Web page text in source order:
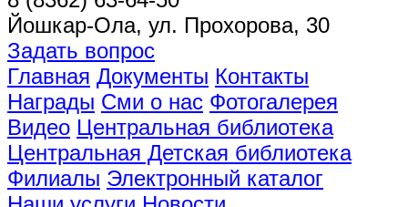
Йошкар-Ола, ул. Прохорова, 30
Задать вопрос
Главная Документы Контакты
Награды Сми о нас Фотогалерея
Видео Центральная библиотека
Центральная Детская библиотека
Филиалы Электронный каталог